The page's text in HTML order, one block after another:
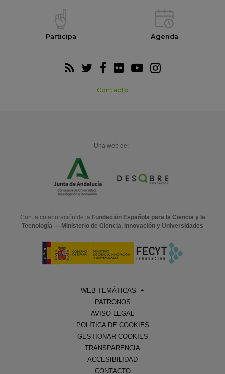
Participa Agenda
Contacto
Una web de:
Con la colaboración de la Fundación Española para la Ciencia y la
Tecnología — Ministerio de Ciencia, Innovación y Universidades
WEB TEMÁTICAS
PATRONOS
AVISO LEGAL
POLÍTICA DE COOKIES
GESTIONAR COOKIES
TRANSPARENCIA
ACCESIBILIDAD
CONTACTO